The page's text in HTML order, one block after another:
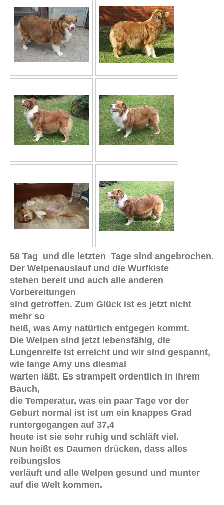
58 Tag und die letzten Tage sind angebrochen.
Der Welpenauslauf und die Wurfkiste
stehen bereit und auch alle anderen
Vorbereitungen
sind getroffen. Zum Glück ist es jetzt nicht
mehr so
heiß, was Amy natürlich entgegen kommt.
Die Welpen sind jetzt lebensfähig, die
Lungenreife ist erreicht und wir sind gespannt,
wie lange Amy uns diesmal
warten läßt. Es strampelt ordentlich in ihrem
Bauch,
die Temperatur, was ein paar Tage vor der
Geburt normal ist ist um ein knappes Grad
runtergegangen auf 37,4
heute ist sie sehr ruhig und schläft viel.
Nun heißt es Daumen drücken, dass alles
reibungslos
verläuft und alle Welpen gesund und munter
auf die Welt kommen.